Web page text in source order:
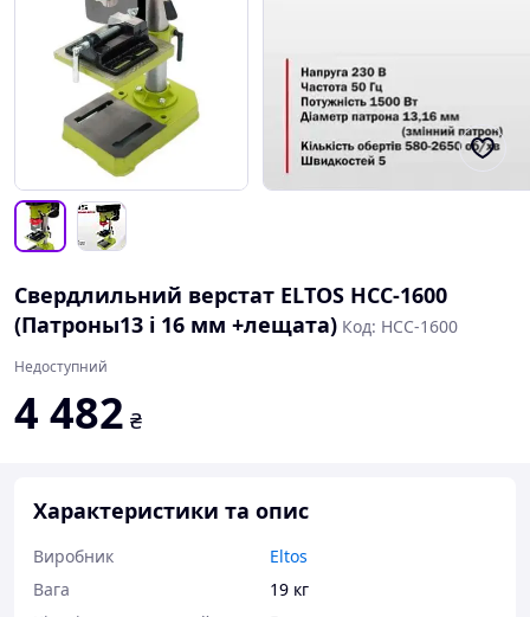
Свердлильний верстат ELTOS НСС-1600
(Патроны13 і 16 мм +лещата) Код: НСС-1600
Недоступний
4 482 ₴
Характеристики та опис
Виробник
Eltos
Вага
19 кг